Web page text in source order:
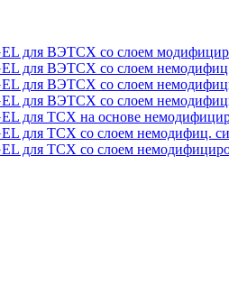
для ВЭТСХ со слоем
для ВЭТСХ со слоем
для ВЭТСХ со слоем
для ВЭТСХ со слоем
для ТСХ на основе
для ТСХ со слоем немодифиц.
для ТСХ со слоем